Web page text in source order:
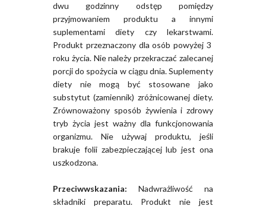
dwu godzinny odstęp pomiędzy
przyjmowaniem produktu a innymi
suplementami diety czy lekarstwami.
Produkt przeznaczony dla osób powyżej 3
roku życia. Nie należy przekraczać zalecanej
porcji do spożycia w ciągu dnia. Suplementy
diety nie mogą być stosowane jako
substytut (zamiennik) zróżnicowanej diety.
Zrównoważony sposób żywienia i zdrowy
tryb życia jest ważny dla funkcjonowania
organizmu. Nie używaj produktu, jeśli
brakuje folii zabezpieczającej lub jest ona
uszkodzona.
Przeciwwskazania: Nadwrażliwość na
składniki preparatu. Produkt nie jest